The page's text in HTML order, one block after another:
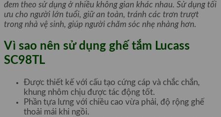
đem theo sử dụng ở nhiều không gian khác nhau. Sử dụng tối
ưu cho người lớn tuổi, giữ an toàn, tránh các trơn trượt
trong nhà vệ sinh, giúp người chăm sóc nhẹ nhàng hơn.
Vì sao nên sử dụng ghế tắm Lucass
SC98TL
Được thiết kế với cấu tạo cứng cáp và chắc chắn,
khung nhôm chịu được tác động tốt.
Phần tựa lưng với chiều cao vừa phải, độ rộng ghế
thoải mái khi ngồi.